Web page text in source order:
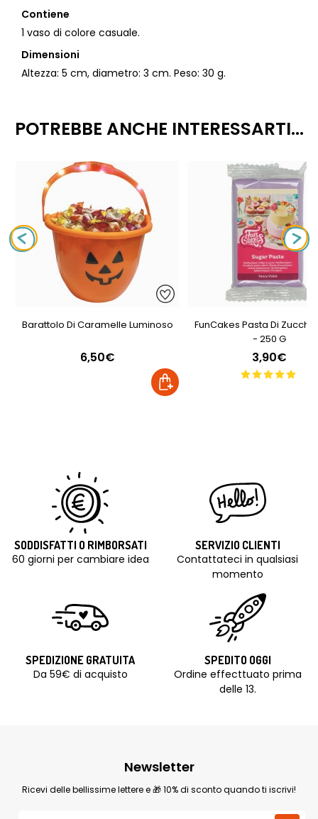
Contiene
1 vaso di colore casuale.
Dimensioni
Altezza: 5 cm, diametro: 3 cm. Peso: 30 g.
POTREBBE ANCHE INTERESSARTI...
Barattolo Di Caramelle Luminoso
6,50€
FunCakes Pasta Di
- 250 G
3,90€
SODDISFATTI O RIMBORSATI
60 giorni per cambiare idea
SERVIZIO CLIENTI
Contattateci in qualsiasi
momento
SPEDIZIONE GRATUITA
Da 59€ di acquisto
SPEDITO OGGI
Ordine effecttuato prima
delle 13.
Newsletter
Ricevi delle bellissime lettere e 🎁 10% di sconto quando ti iscrivi!